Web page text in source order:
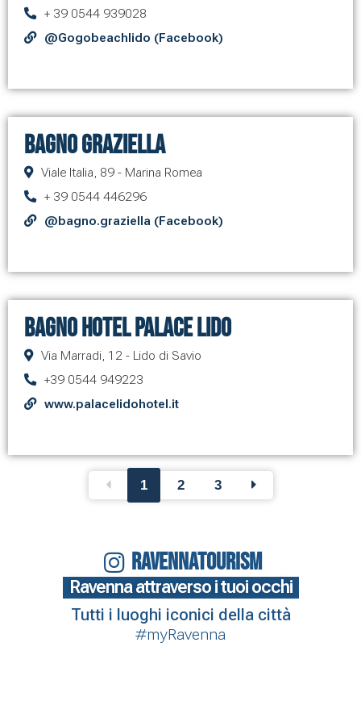
+ 39 0544 939028
@Gogobeachlido (Facebook)
Bagno Graziella
Viale Italia, 89 - Marina Romea
+ 39 0544 446296
@bagno.graziella (Facebook)
Bagno Hotel Palace Lido
Via Marradi, 12 - Lido di Savio
+39 0544 949223
www.palacelidohotel.it
1 2 3
RAVENNATOURISM
Ravenna attraverso i tuoi occhi
Tutti i luoghi iconici della città
#myRavenna